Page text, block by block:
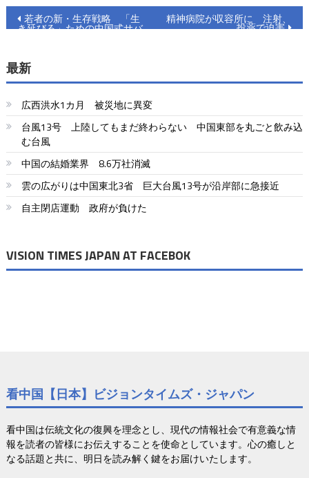
投
ナ
ビ
ゲ
ー
シ
ョ
ン
若者の新・生存戦略 「生
き延びる」ための中国式サバ
精神病院が収容所に 注射、
投薬で迫害
最新
広西洪水1カ月 被災地に異変
台風13号 上陸してもまだ終わらない 中国東部を丸ごと飲み込
む台風
中国の結婚業界 8.6万社消滅
雲の広がりは中国東北3省 巨大台風13号が沿岸部に急接近
自主閉店運動 政府が負けた
VISION TIMES JAPAN AT FACEBOK
看中国【日本】ビジョンタイムズ・ジャパン
看中国は伝統文化の復興を理念とし、現代の情報社会で有意義な情
報を読者の皆様にお伝えすることを使命としています。心の癒しと
なる話題と共に、明日を読み解く鍵をお届けいたします。